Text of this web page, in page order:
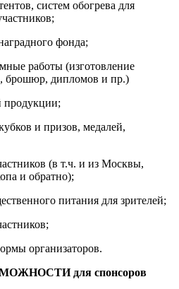
систем обогрева для
фонда;
работы (изготовление
брошюр, дипломов и пр.)
продукции;
и призов, медалей,
(в т.ч. и из Москвы,
и обратно);
питания для зрителей;
организаторов.
для спонсоров